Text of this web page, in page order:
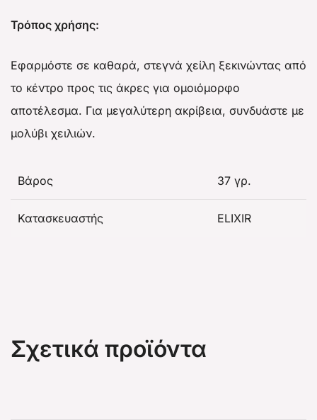
Τρόπος χρήσης:
Εφαρμόστε σε καθαρά, στεγνά χείλη ξεκινώντας από
το κέντρο προς τις άκρες για ομοιόμορφο
αποτέλεσμα. Για μεγαλύτερη ακρίβεια, συνδυάστε με
μολύβι χειλιών.
Βάρος 37 γρ.
Κατασκευαστής ELIXIR
Σχετικά προϊόντα